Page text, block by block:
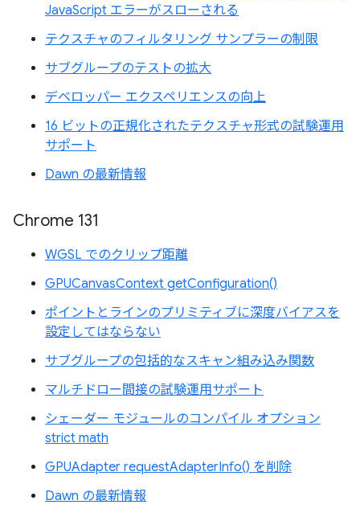
JavaScript エラーがスローされる
テクスチャのフィルタリング サンプラーの制限
サブグループのテストの拡大
デベロッパー エクスペリエンスの向上
16 ビットの正規化されたテクスチャ形式の試験運用
サポート
Dawn の最新情報
Chrome 131
WGSL でのクリップ距離
GPUCanvasContext getConfiguration()
ポイントとラインのプリミティブに深度バイアスを
設定してはならない
サブグループの包括的なスキャン組み込み関数
マルチドロー間接の試験運用サポート
シェーダー モジュールのコンパイル オプション
strict math
GPUAdapter requestAdapterInfo() を削除
Dawn の最新情報